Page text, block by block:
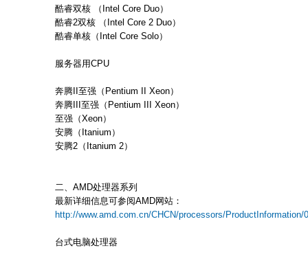
酷睿双核 （Intel Core Duo）
酷睿2双核 （Intel Core 2 Duo）
酷睿单核（Intel Core Solo）
服务器用CPU
奔腾II至强（Pentium II Xeon）
奔腾III至强（Pentium III Xeon）
至强（Xeon）
安腾（Itanium）
安腾2（Itanium 2）
二、AMD处理器系列
最新详细信息可参阅AMD网站：
http://www.amd.com.cn/CHCN/processors/ProductInformation/
台式电脑处理器